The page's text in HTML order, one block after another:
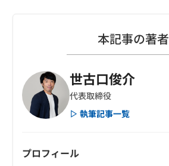
本記事の著者
世古口俊介
代表取締役
▷ 執筆記事一覧
プロフィール